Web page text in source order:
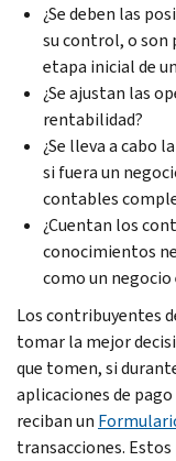
¿Se deben las
su control, o son
etapa inicial de
¿Se ajustan las
rentabilidad?
¿Se lleva a cabo
si fuera un
contables
¿Cuentan los
conocimientos
como un negocio
Los contribuyentes
tomar la mejor
que tomen, si
aplicaciones de
reciban un
transacciones.